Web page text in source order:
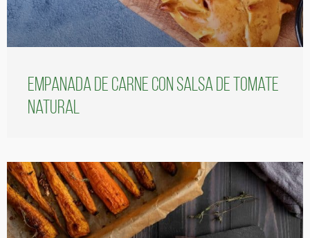
Empanada de carne con salsa de tomate
natural